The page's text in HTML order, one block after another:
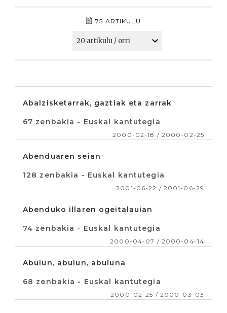
75 ARTIKULU
Abalzisketarrak, gaztiak eta zarrak
67 zenbakia - Euskal kantutegia
2000-02-18 / 2000-02-25
Abenduaren seian
128 zenbakia - Euskal kantutegia
2001-06-22 / 2001-06-29
Abenduko illaren ogeitalauian
74 zenbakia - Euskal kantutegia
2000-04-07 / 2000-04-14
Abulun, abulun, abuluna
68 zenbakia - Euskal kantutegia
2000-02-25 / 2000-03-03